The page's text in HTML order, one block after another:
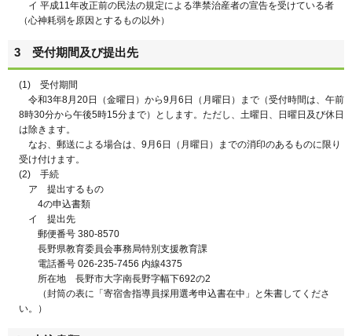
イ 平成11年改正前の民法の規定による準禁治産者の宣告を受けている者
（心神耗弱を原因とするもの以外）
3 受付期間及び提出先
(1) 受付期間
令和3年8月20日（金曜日）から9月6日（月曜日）まで（受付時間は、午前
8時30分から午後5時15分まで）とします。ただし、土曜日、日曜日及び休日
は除きます。
なお、郵送による場合は、9月6日（月曜日）までの消印のあるものに限り
受け付けます。
(2) 手続
ア 提出するもの
4の申込書類
イ 提出先
郵便番号 380-8570
長野県教育委員会事務局特別支援教育課
電話番号 026-235-7456 内線4375
所在地 長野市大字南長野字幅下692の2
（封筒の表に「寄宿舎指導員採用選考申込書在中」と朱書してくださ
い。）